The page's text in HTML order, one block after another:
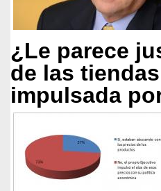
¿Le parece
de las
impulsada